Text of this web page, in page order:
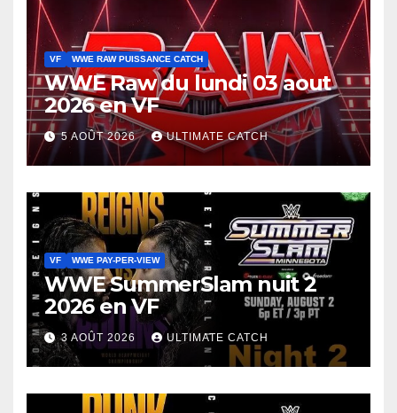
VF WWE RAW PUISSANCE CATCH
WWE Raw du lundi 03 aout
2026 en VF
5 AOÛT 2026 ULTIMATE CATCH
VF WWE PAY-PER-VIEW
WWE SummerSlam nuit 2
2026 en VF
3 AOÛT 2026 ULTIMATE CATCH